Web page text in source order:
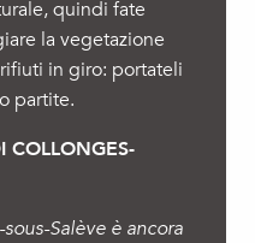
quindi fate
la vegetazione
in giro: portateli
partite.
COLLONGES-
Salève è ancora